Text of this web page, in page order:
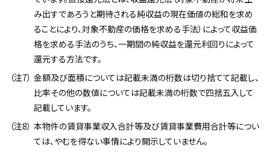
み出すであろうと期待される純収益の現在価値の総和を求め
ることにより、対象不動産の価格を求める手法）によって収益価
格を求める手法のうち、一期間の純収益を還元利回りによって
還元する方法です。
金額及び面積については記載未満の桁数は切り捨てて記載し、
比率その他の数値については記載未満の桁数で四捨五入して
記載しています。
本物件の賃貸事業収入合計等及び賃貸事業費用合計等につい
ては、やむを得ない事情により開示していません。